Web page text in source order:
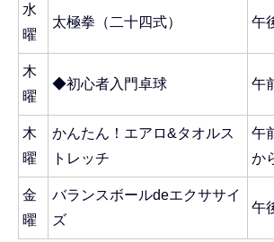
水
曜
太極拳（二十四式） 午
木
曜
◆初心者入門卓球 午
木
曜
かんたん！エアロ&タオルス
トレッチ
午
か
金
曜
バランスボールdeエクササイ
ズ
午